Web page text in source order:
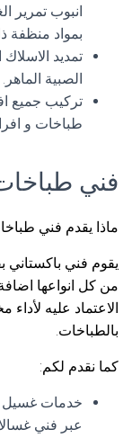
انبوب تمرير
بمواد منظفة
تمديد
الصبية الماهر.
تركيب جميع
طباخات و
فني
ماذا يقدم فني
يقوم فني باكستاني
من كل انواعها
الاعتماد عليه
بالطباخات.
كما نقدم لكم:
خدمات غسيل
عبر فني